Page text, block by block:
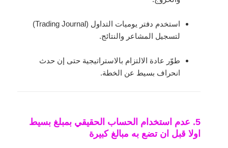
استخدم دفتر يوميات التداول (Trading Journal)
لتسجيل المشاعر والنتائج.
طوّر عادة الالتزام بالاستراتيجية حتى إن حدث
انحراف بسيط عن الخطة.
5. عدم استخدام الحساب الحقيقي بمبلغ بسيط
اولا قبل ان تضع به مبالغ كبيرة